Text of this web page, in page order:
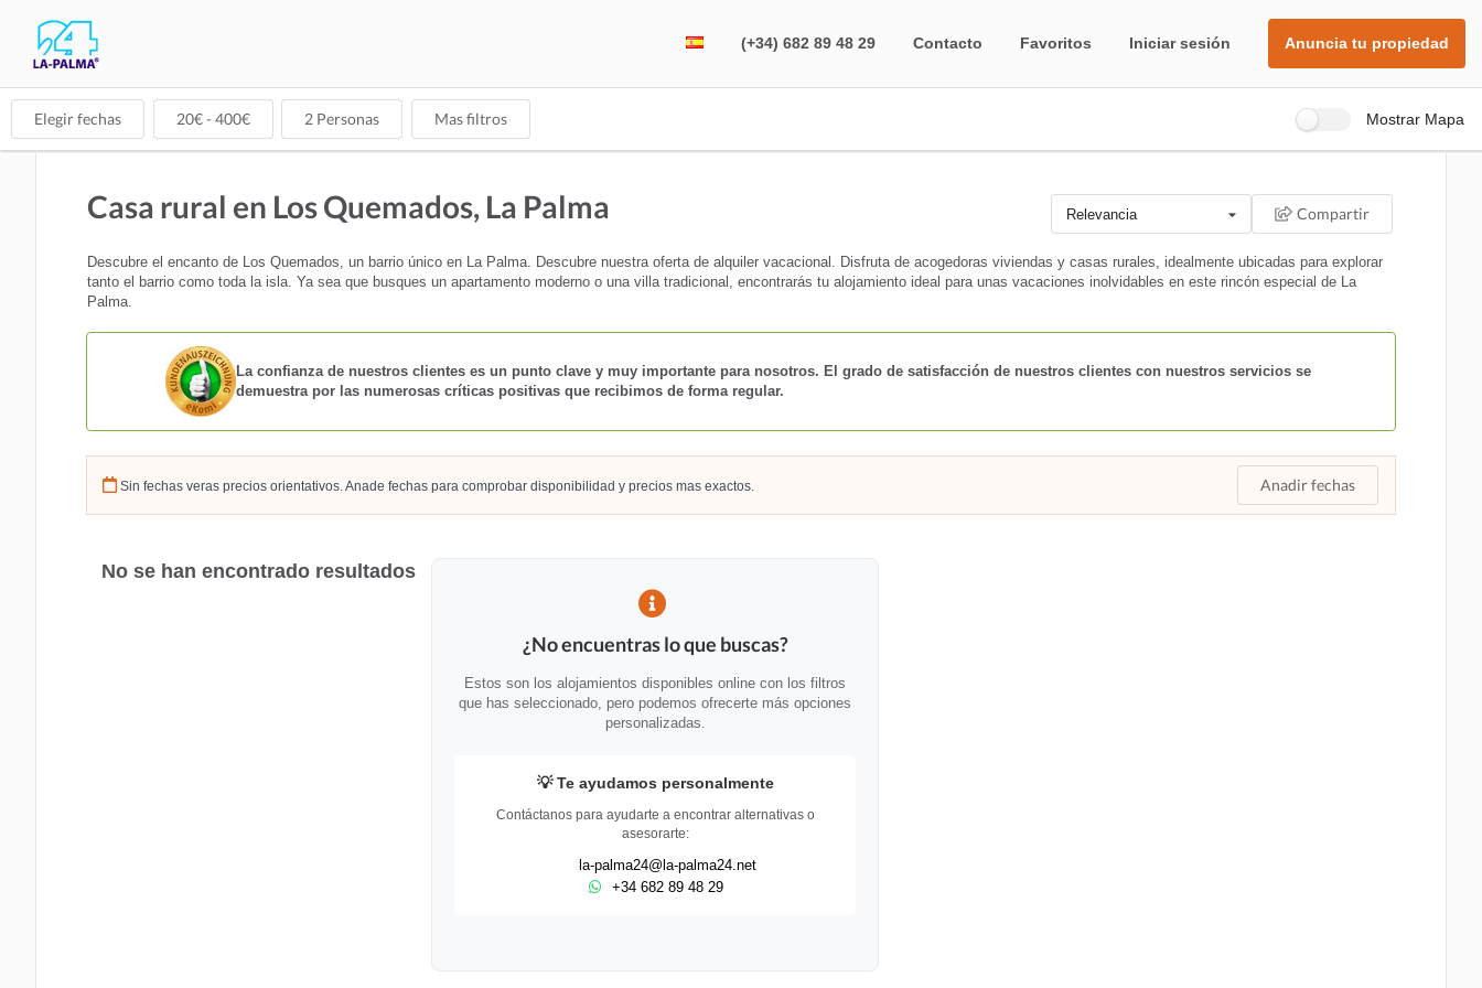
(+34) 682 89 48 29 Contacto Favoritos Iniciar sesión Anuncia tu propiedad
Elegir fechas 20€ - 400€ 2 Personas Mas filtros Mostrar Mapa
Casa rural en Los Quemados, La Palma Relevancia Compartir
Descubre el encanto de Los Quemados, un barrio único en La Palma. Descubre nuestra oferta de alquiler vacacional. Disfruta de acogedoras viviendas y casas rurales, idealmente ubicadas para explorar
tanto el barrio como toda la isla. Ya sea que busques un apartamento moderno o una villa tradicional, encontrarás tu alojamiento ideal para unas vacaciones inolvidables en este rincón especial de La
Palma.
La confianza de nuestros clientes es un punto clave y muy importante para nosotros. El grado de satisfacción de nuestros clientes con nuestros servicios se
demuestra por las numerosas críticas positivas que recibimos de forma regular.
Sin fechas veras precios orientativos. Anade fechas para comprobar disponibilidad y precios mas exactos. Anadir fechas
No se han encontrado resultados
¿No encuentras lo que buscas?
Estos son los alojamientos disponibles online con los filtros
que has seleccionado, pero podemos ofrecerte más opciones
personalizadas.
💡 Te ayudamos personalmente
Contáctanos para ayudarte a encontrar alternativas o
asesorarte:
la-palma24@la-palma24.net
+34 682 89 48 29